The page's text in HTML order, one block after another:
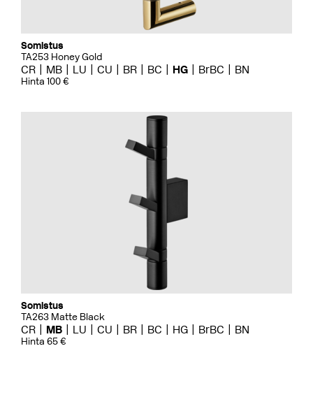
Somistus
TA253 Honey Gold
CR MB LU CU BR BC HG BrBC BN
Hinta 100 €
Somistus
TA263 Matte Black
CR MB LU CU BR BC HG BrBC BN
Hinta 65 €